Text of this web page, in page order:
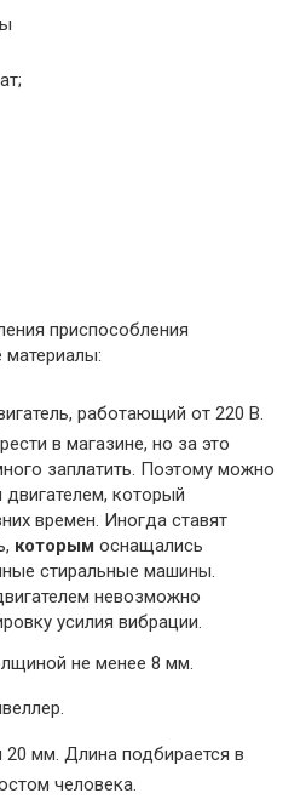
приспособления
работающий от 220 В.
в магазине, но за это
заплатить. Поэтому можно
двигателем, который
времен. Иногда ставят
которым оснащались
стиральные машины.
невозможно
усилия вибрации.
не менее 8 мм.
мм. Длина подбирается в
человека.